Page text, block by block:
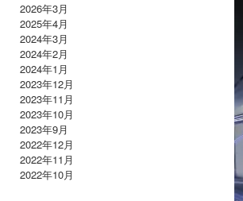
2026年3月
2025年4月
2024年3月
2024年2月
2024年1月
2023年12月
2023年11月
2023年10月
2023年9月
2022年12月
2022年11月
2022年10月